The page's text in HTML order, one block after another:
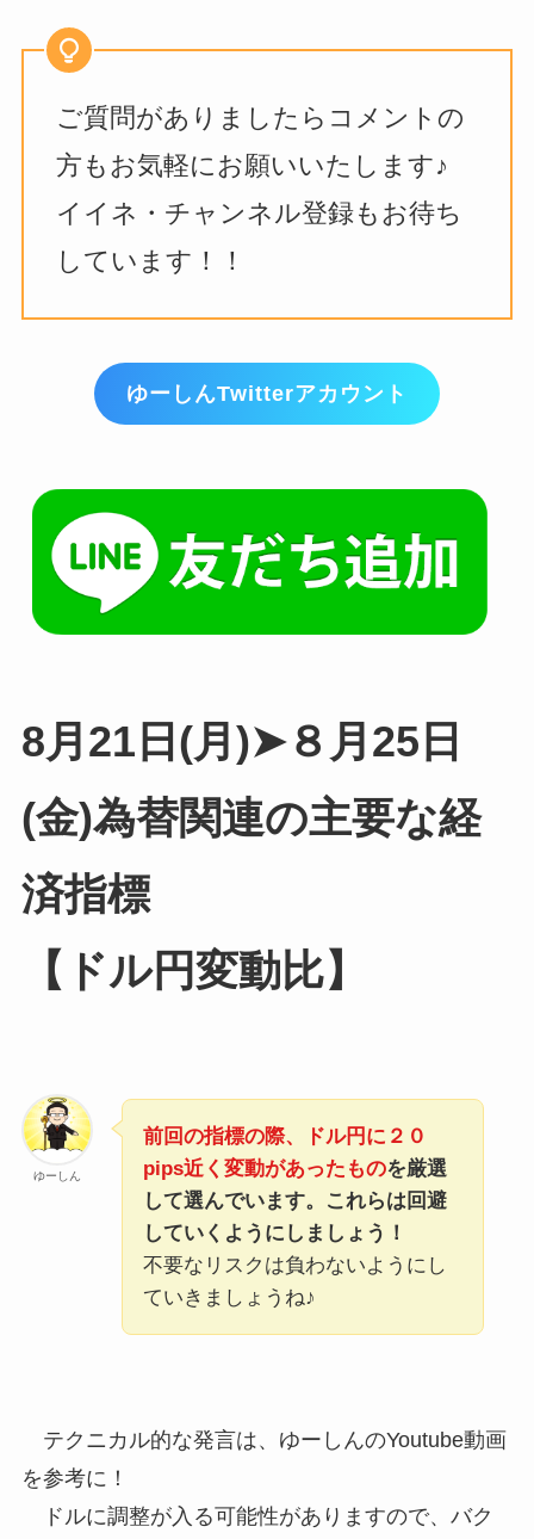
ご質問がありましたらコメントの
方もお気軽にお願いいたします♪
イイネ・チャンネル登録もお待ち
しています！！
ゆーしんTwitterアカウント
8月21日(月)➤８月25日
(金)為替関連の主要な経
済指標
【ドル円変動比】
ゆーしん
前回の指標の際、ドル円に２０
pips近く変動があったものを厳選
して選んでいます。これらは回避
していくようにしましょう！
不要なリスクは負わないようにし
ていきましょうね♪
テクニカル的な発言は、ゆーしんのYoutube動画
を参考に！
ドルに調整が入る可能性がありますので、バク